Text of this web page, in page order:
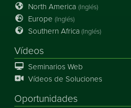
North America (Inglés)
Europe (Inglés)
Southern Africa (Inglés)
Vídeos
Seminarios Web
Vídeos de Soluciones
Oportunidades